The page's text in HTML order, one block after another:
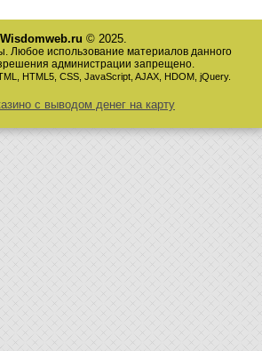
Wisdomweb.ru © 2025.
Любое использование материалов данного
администрации запрещено.
HTML5, CSS, JavaScript, AJAX, HDOM, jQuery.
с выводом денег на карту